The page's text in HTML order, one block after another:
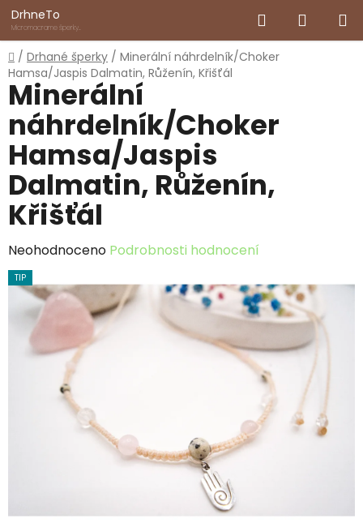
Přejít
na
obsah
DrhneTo
Micromacrame šperky
Hledat
KOŠÍK
Domů
/ Drhané šperky / Minerální náhrdelník/Choker
Hamsa/Jaspis Dalmatin, Růženín, Křišťál
Minerální
náhrdelník/Choker
Hamsa/Jaspis
Dalmatin, Růženín,
Křišťál
Průměrné
hodnocení
produktu
hvězdiček.
Neohodnoceno Podrobnosti hodnocení
TIP